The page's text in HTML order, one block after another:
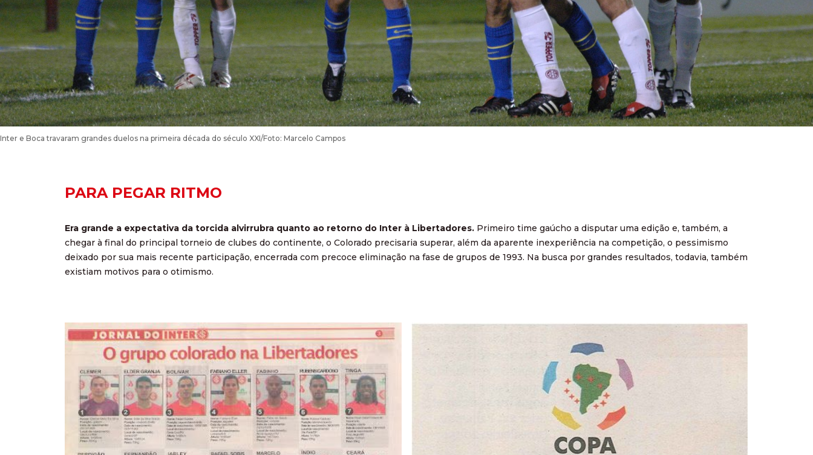
Inter e Boca travaram grandes duelos na primeira década do século XXI/Foto: Marcelo Campos
PARA PEGAR RITMO
Era grande a expectativa da torcida alvirrubra quanto ao retorno do Inter à Libertadores. Primeiro time gaúcho a disputar uma edição e, também, a
chegar à final do principal torneio de clubes do continente, o Colorado precisaria superar, além da aparente inexperiência na competição, o pessimismo
deixado por sua mais recente participação, encerrada com precoce eliminação na fase de grupos de 1993. Na busca por grandes resultados, todavia, também
existiam motivos para o otimismo.